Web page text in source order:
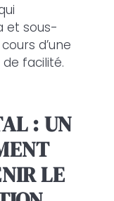
et sous-
d’une
facilité.
: UN
LE